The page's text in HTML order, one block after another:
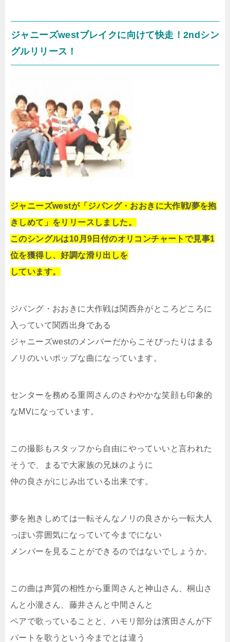
ジャニーズwestブレイクに向けて快走！2ndシン
グルリリース！
ジャニーズwestが「ジパング・おおきに大作戦/夢を抱
きしめて」をリリースしました。
このシングルは10月9日付のオリコンチャートで見事1
位を獲得し、好調な滑り出しを
しています。
ジパング・おおきに大作戦は関西弁がところどころに
入っていて関西出身である
ジャニーズwestのメンバーだからこそぴったりはまる
ノリのいいポップな曲になっています。
センターを務める重岡さんのさわやかな笑顔も印象的
なMVになっています。
この撮影もスタッフから自由にやっていいと言われた
そうで、まるで大家族の兄妹のように
仲の良さがにじみ出ている出来です。
夢を抱きしめては一転そんなノリの良さから一転大人
っぽい雰囲気になっていて今までにない
メンバーを見ることができるのではないでしょうか。
この曲は声質の相性から重岡さんと神山さん、桐山さ
んと小瀧さん、藤井さんと中間さんと
ペアで歌っていることと、ハモリ部分は濱田さんが下
パートを歌うという今までとは違う